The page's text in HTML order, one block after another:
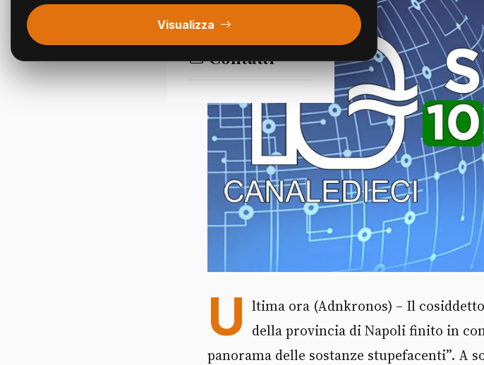
Segnalazioni
Contatti
U ltima ora (Adnkronos) – Il
della provincia di Napoli finito in
panorama delle sostanze stupefacenti”.
Visualizza